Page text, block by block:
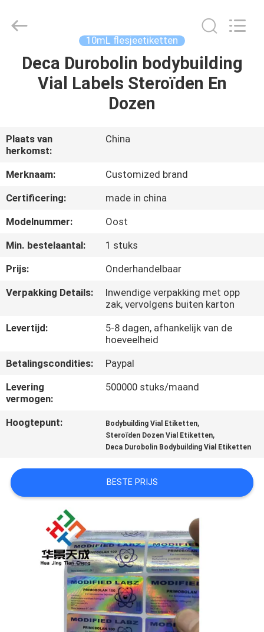
HUIS
ONGEVEER
ONS
FABRIEKSREIS
CONTACTEER
ONS
NIEUWS
GEVALLEN
SITEMAP
Industry
10mL flesjeetiketten
Deca Durobolin bodybuilding
Vial Labels Steroïden En
Dozen
Plaats van
herkomst:
China
Merknaam:
Customized brand
Certificering:
made in china
Modelnummer:
Oost
Min. bestelaantal:
1 stuks
Prijs:
Onderhandelbaar
Verpakking Details:
Inwendige verpakking met opp
zak, vervolgens buiten karton
Levertijd:
5-8 dagen, afhankelijk van de
hoeveelheid
Betalingscondities:
Paypal
Levering
vermogen:
500000 stuks/maand
Hoogtepunt: Bodybuilding Vial Etiketten,
Steroïden Dozen Vial Etiketten,
Deca Durobolin Bodybuilding Vial Etiketten
BESTE PRIJS